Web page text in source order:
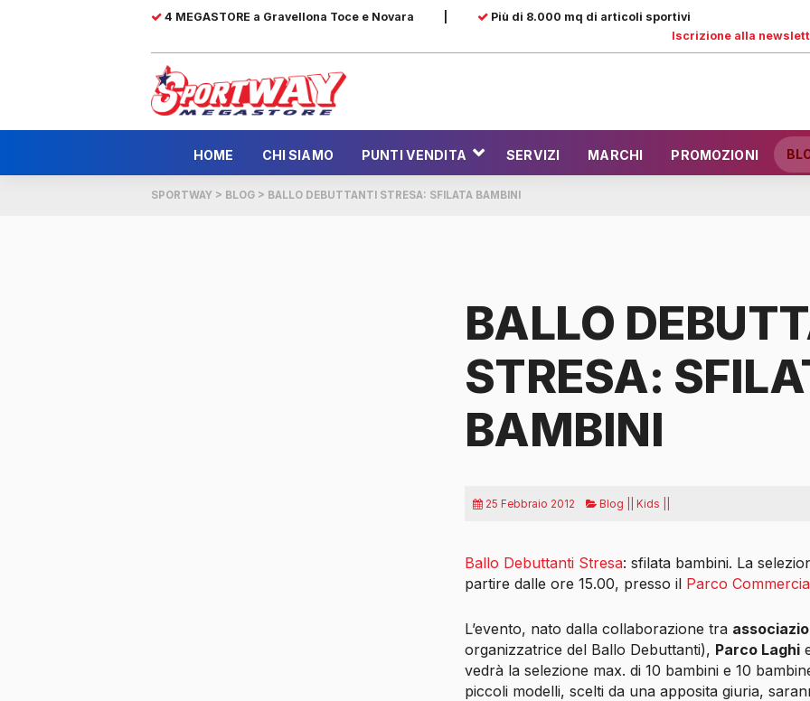
4 MEGASTORE a Gravellona Toce e Novara
Più di 8.000 mq di articoli sportivi
Iscrizione alla
HOME CHI SIAMO PUNTI VENDITA SERVIZI MARCHI PROMOZIONI
SPORTWAY > BLOG > BALLO DEBUTTANTI STRESA: SFILATA BAMBINI
BALLO
STRESA:
BAMBINI
25 Febbraio 2012 Blog || Kids ||
Ballo Debuttanti Stresa: sfilata bambini. La
partire dalle ore 15.00, presso il Parco
L’evento, nato dalla collaborazione tra
organizzatrice del Ballo Debuttanti), Parco Laghi
vedrà la selezione max. di 10 bambini e 10
piccoli modelli, scelti da una apposita giuria,